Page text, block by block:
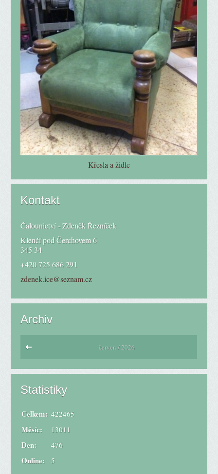
Křesla a židle
Kontakt
Čalounictví - Zdeněk Řezníček
Klenčí pod Čerchovem 6
345 34
+420 725 686 291
zdenek.ice@seznam.cz
Archiv
červen / 2026
Statistiky
Online: 5
Celkem: 422465
Měsíc: 13011
Den: 476